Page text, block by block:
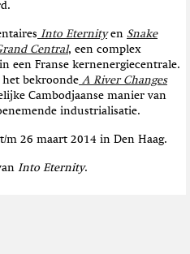
Into Eternityen Snake
Central, een complex
een Franse kernenergiecentrale.
bekroonde A River Changes
Cambodjaanse manier van
industrialisatie.
m 26 maart 2014 in Den Haag.
Into Eternity.